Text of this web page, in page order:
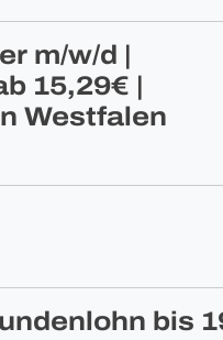
m/w/d |
15,29€ |
Westfalen
bis